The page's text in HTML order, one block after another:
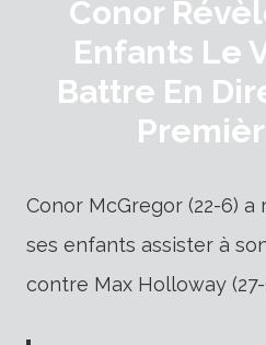
Conor
Enfants Le
Battre En
Conor McGregor (22-6) a
ses enfants assister à
contre Max Holloway